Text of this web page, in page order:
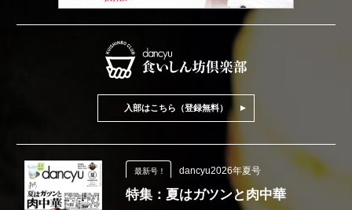
入部はこちら（登録無料）
最新号！ dancyu2026年夏号
特集：夏はガツンと肉中華